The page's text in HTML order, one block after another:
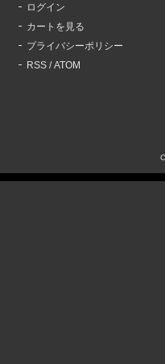
ログイン
カートを見る
プライバシーポリシー
RSS /ATOM